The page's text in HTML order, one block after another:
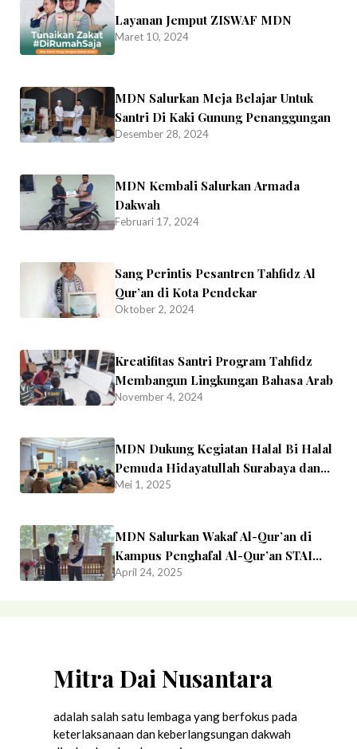
Layanan Jemput ZISWAF MDN
Maret 10, 2024
MDN Salurkan Meja Belajar Untuk
Santri Di Kaki Gunung Penanggungan
Desember 28, 2024
MDN Kembali Salurkan Armada
Dakwah
Februari 17, 2024
Sang Perintis Pesantren Tahfidz Al
Qur’an di Kota Pendekar
Oktober 2, 2024
Kreatifitas Santri Program Tahfidz
Membangun Lingkungan Bahasa Arab
November 4, 2024
MDN Dukung Kegiatan Halal Bi Halal
Pemuda Hidayatullah Surabaya dan
Cangkruk Time bersama Babe
Mei 1, 2025
MDN Salurkan Wakaf Al-Qur’an di
Kampus Penghafal Al-Qur’an STAI
Luqman Al-Hakim Surabaya,
April 24, 2025
Mitra Dai Nusantara
adalah salah satu lembaga yang berfokus pada
keterlaksanaan dan keberlangsungan dakwah